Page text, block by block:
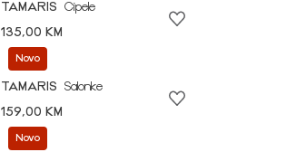
TAMARIS
Cipele
135,00 KM
Novo
TAMARIS
Salonke
159,00 KM
Novo